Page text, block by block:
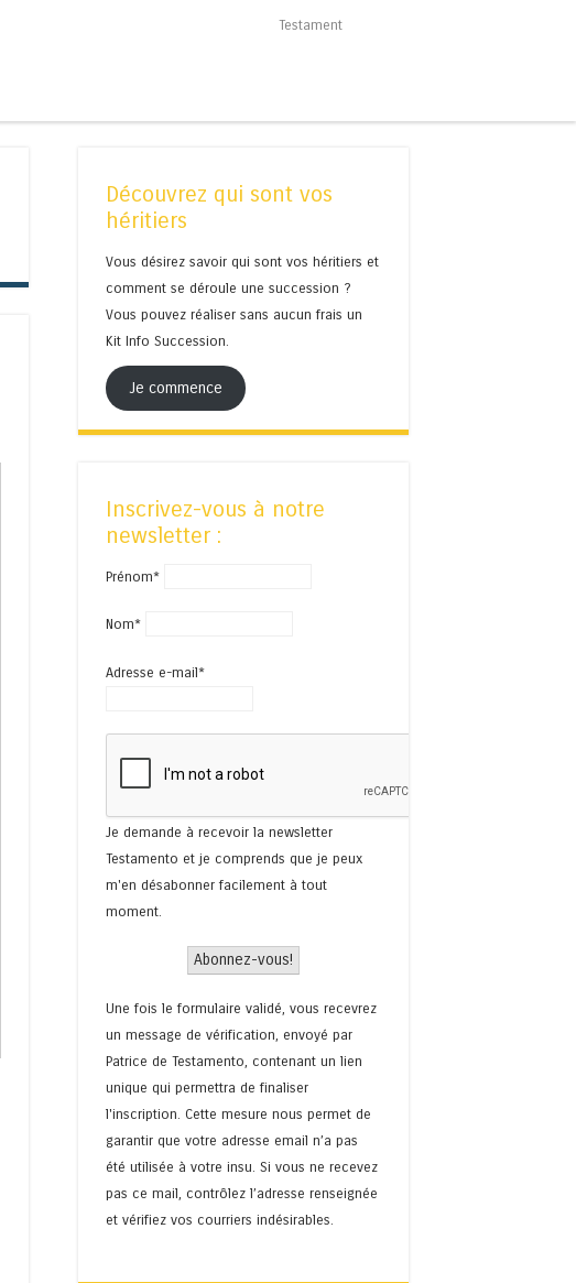
Testament
Découvrez qui sont vos
héritiers
Vous désirez savoir qui sont vos héritiers et
comment se déroule une succession ?
Vous pouvez réaliser sans aucun frais un
Kit Info Succession.
Je commence
Inscrivez-vous à notre
newsletter :
Prénom*
Nom*
Adresse e-mail*
Je demande à recevoir la newsletter
Testamento et je comprends que je peux
m'en désabonner facilement à tout
moment.
Une fois le formulaire validé, vous recevrez
un message de vérification, envoyé par
Patrice de Testamento, contenant un lien
unique qui permettra de finaliser
l'inscription. Cette mesure nous permet de
garantir que votre adresse email n’a pas
été utilisée à votre insu. Si vous ne recevez
pas ce mail, contrôlez l’adresse renseignée
et vérifiez vos courriers indésirables.